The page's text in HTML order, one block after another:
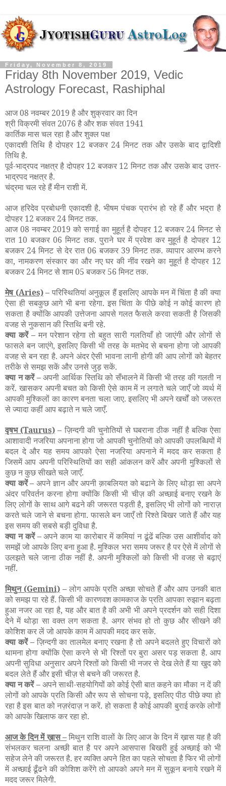
Friday, November 8, 2019
Friday 8th November 2019, Vedic
Astrology Forecast, Rashiphal
आज 08 नवम्बर 2019 है और शुक्रवार का दिन
श्री विक्रमी संवत 2076 है और शक संवत 1941
कार्तिक मास चल रहा है और शुक्ल पक्ष
एकादशी तिथि है दोपहर 12 बजकर 24 मिनट तक और उसके बाद द्वादिशी
तिथि है.
पूर्व-भाद्रपद नक्षत्र है दोपहर 12 बजकर 12 मिनट तक और उसके बाद उत्तर-
भाद्रपद नक्षत्र है.
चंद्रमा चल रहे हैं मीन राशी में.
आज हरिदेव प्रबोधनी एकादशी है. भीषम पंचक प्रारंभ हो रहे हैं और भद्रा है
दोपहर 12 बजकर 24 मिनट तक.
आज 08 नवम्बर 2019 को सगाई का मुहूर्त है दोपहर 12 बजकर 24 मिनट से
रात 10 बजकर 06 मिनट तक. पुराने घर में प्रवेश कर मुहूर्त है दोपहर 12
बजकर 24 मिनट से देर रात 06 बजकर 39 मिनट तक. व्यापार आरम्भ करने
का, नामकरण संस्कार का और नए घर की नींव रखने का मुहूर्त है दोपहर 12
बजकर 24 मिनट से शाम 05 बजकर 56 मिनट तक.
मेष(Aries)– परिस्थितियां अनुकूल हैं इसलिए आपके मन में चिंता है की क्या
ऐसा ही सबकुछ आगे भी बना रहेगा. इस चिंता के पीछे कोई न कोई कारण हो
सकता है क्योंकि आपकी उत्तेजना आपसे गलत फैसले करवा सकती है जिसकी
वजह से नुकसान की स्तिथि बनी रहे.
क्या करें – मन परेशान रहेगा तो बहुत सारी गलतियाँ हो जाएंगी और लोगों से
फासले बन जाएंगे, इसलिए किसी भी तरह के मतभेद से बचना होगा जो आपकी
वजह से बन रहा है. अपने अंदर ऐसी भावना लानी होगी की आप लोगों को बेहतर
तरीके से समझ सकें और उनसे जुड़ सकें.
क्या न करें –अपनी आर्थिक स्तिथि को सँभालने में किसी भी तरह की गलती न
करें. खासकर अपनी बचत को किसी ऐसे काम में न लगाते चले जाएँ जो व्यर्थ में
आपकी मुश्किलों का कारण बनता चला जाए. इसलिए भी अपने खर्चों को जरूरत
से ज्यादा कहीं आप बढ़ाते न चले जाएँ.
वृषभ(Taurus) – ज़िन्दगी की चुनोतियों से घबराना ठीक नहीं है बल्कि ऐसा
आशावादी नजरिया अपनाना होगा जो आपकी चुनोतियों को आपकी उपलब्धियों में
बदल दे और यह समय आपको ऐसा नजरिया अपनाने में मदद कर सकता है
जिसमें आप अपनी परिस्थितियों का सही आंकलन करें और अपनी मुश्किलों से
कुछ न कुछ सीखते चले जाएँ.
क्या करें –अपने ज्ञान और अपनी क़ाबलियत को बढाने के लिए थोड़ा सा अपने
अंदर परिवर्तन करना होगा क्योंकि किसी भी चीज़ की अच्छाई बनाए रखने के
लिए लोगों के साथ आगे बढने की जरूरत पड़ती है, इसलिए भी लोगों को नाराज़
करते चले जाने से बचना होगा. फासले बन जाएँ तो रिश्ते बिखर जाते हैं और यह
इस समय की सबसे बड़ी दुविधा है.
क्या न करें –अपने काम या कारोबार में कमियां न ढूंढें बल्कि उस आशीर्वाद को
समझें जो आपके लिए बना हुआ है. मुश्किल भरा समय जरूर है पर ऐसे में लोगों से
उलझते चले जाना ठीक नहीं है. अपनी मुश्किलों को किसी भी वजह से बढ़ाएं
नहीं.
मिथुन(Gemini) – लोग आपके प्रति अच्छा सोचते हैं और आप उनकी बात
को समझ पा रहे हैं. किसी भी कारणवश कामकाज के प्रति आपका रुझान बढ़ता
हुआ नजर आ रहा है, यह और बात है की अभी भी अपने प्रदर्शन को सही दिशा
देने में थोड़ा सा वक्त लग सकता है. अगर संभव हो तो कुछ और सीखने की
कोशिश कर लें जो आपके काम में आपकी मदद कर सके.
क्या करें – ज़िन्दगी का तालमेल बनाए रखना है तो अपने बदलते हुए विचारों को
थामना होगा क्योंकि ऐसा करने से भी रिश्तों पर बुरा असर पड़ सकता है. आप
अपनी सुविधा अनुसार अपने रिश्तों को किसी भी नजर से देख लेते हैं या खुद को
बदल लेते हैं और इसी चीज़ से बचने की जरूरत है.
क्या न करें –अपने साथी-सहयोगियों को कोई ऐसी बात कहने का मौका न दें की
लोगों को आपके प्रति किसी और रूप से सोचना पड़े, इसलिए पीठ पीछे क्या हो
रहा है इस बात को नज़रंदाज़ न करें. हो सकता है कोई आपकी बुराई करके लोगों
को आपके खिलाफ कर रहा हो.
आज के दिन में ख़ास –मिथुन राशि वालों के लिए आज के दिन में ख़ास यह है की
संभलकर चलना अच्छी बात है पर अपने आसपास बिखरी हुई अच्छाई को भी
सहेज लेने की जरूरत है. हर व्यक्ति अपने हित का पहले सोचता है फिर भी लोगों
में अच्छाई ढूँढने की कोशिश करेंगे तो आपको अपने मन में सुकून बनाये रखने में
मदद जरूर मिलेगी.